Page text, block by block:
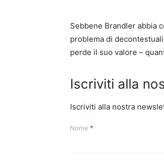
Sebbene Brandler abbia
problema di
perde il suo valore –
Iscriviti alla
Iscriviti alla nostra
Nome *